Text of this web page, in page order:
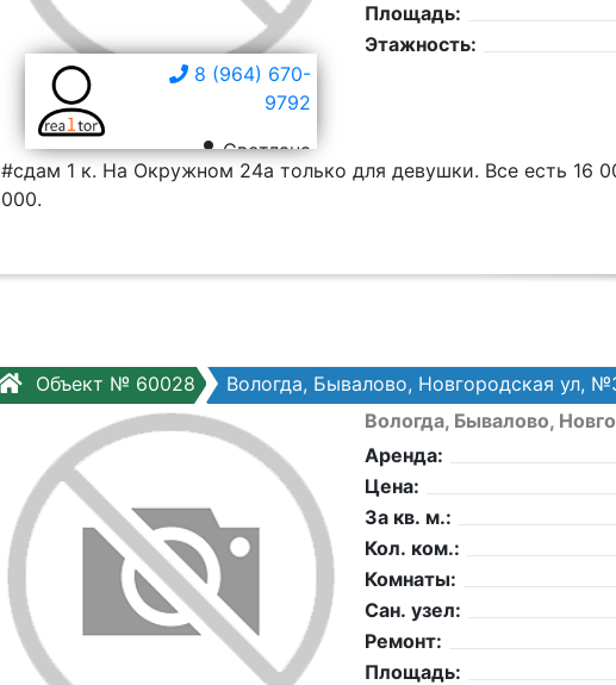
8 (964) 670-
9792
Светлана
Площадь:
Этажность:
#сдам 1 к. На Окружном 24а только для девушки. Все есть 16
000.
Объект № 60028 Вологда, Бывалово, Новгородская ул,
Вологда, Бывалово,
Аренда:
Цена:
За кв. м.:
Кол. ком.:
Комнаты:
Сан. узел:
Ремонт:
Площадь: